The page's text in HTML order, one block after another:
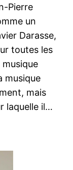
Pierre
un
Darasse,
toutes les
musique
musique
mais
laquelle il…